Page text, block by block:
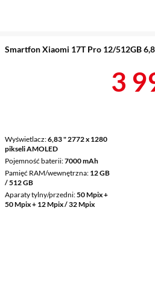
Smartfon Xiaomi 17T Pro 12/512GB
Wyświetlacz 6,83 " 2772 x 1280
pikseli AMOLED
Pojemność baterii 7000 mAh
Pamięć RAM/wewnętrzna 12 GB
/ 512 GB
Aparaty tylny/przedni 50 Mpix +
50 Mpix + 12 Mpix / 32 Mpix
3